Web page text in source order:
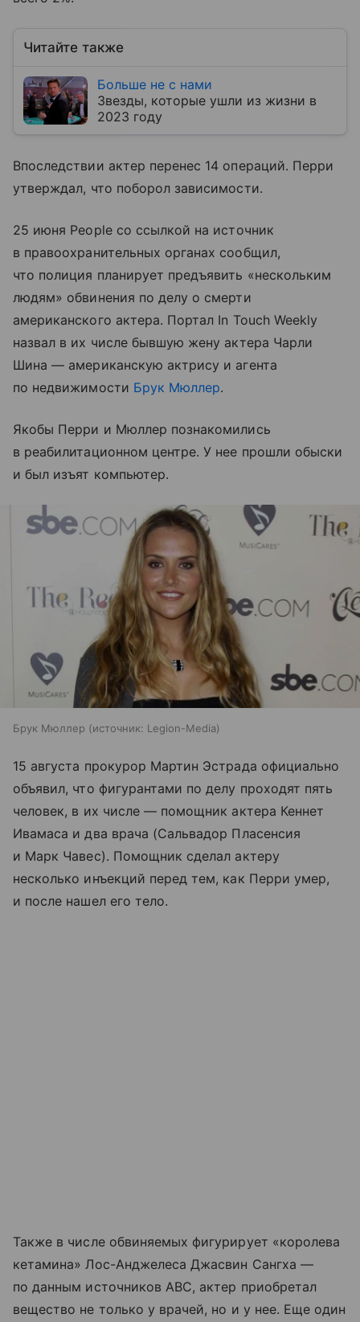
Читайте также
Больше не с нами
Звезды, которые ушли из жизни в
2023 году
Впоследствии актер перенес 14 операций. Перри
утверждал, что поборол зависимости.
25 июня People со ссылкой на источник
в правоохранительных органах сообщил,
что полиция планирует предъявить «нескольким
людям» обвинения по делу о смерти
американского актера. Портал In Touch Weekly
назвал в их числе бывшую жену актера Чарли
Шина — американскую актрису и агента
по недвижимости Брук Мюллер.
Якобы Перри и Мюллер познакомились
в реабилитационном центре. У нее прошли обыски
и был изъят компьютер.
Брук Мюллер источник: Legion-Media
15 августа прокурор Мартин Эстрада официально
объявил, что фигурантами по делу проходят пять
человек, в их числе — помощник актера Кеннет
Ивамаса и два врача (Сальвадор Пласенсия
и Марк Чавес). Помощник сделал актеру
несколько инъекций перед тем, как Перри умер,
и после нашел его тело.
Также в числе обвиняемых фигурирует «королева
кетамина» Лос-Анджелеса Джасвин Сангха —
по данным источников ABC, актер приобретал
вещество не только у врачей, но и у нее. Еще один